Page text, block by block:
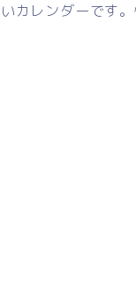
カレンダーです